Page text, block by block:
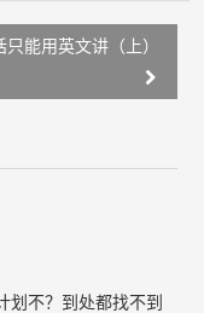
只能用英文讲（上）
划不？到处都找不到